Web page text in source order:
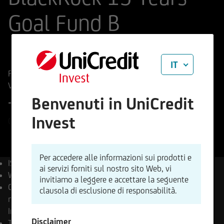
Goal Fund B
LU3027068595
Codice di Negoziazione
A414D2
Prezzo di riferimento108,92
Variazione %
-0,25%-0,27 EUR
06.08.2026
ISIN
LU3027068595
WKN
A414D2
Compagnia di capital asset
management
Invest Lux S.A.
IT
Benvenuti in UniCredit
Invest
Per accedere alle informazioni sui prodotti e
ai servizi forniti sul nostro sito Web, vi
invitiamo a leggere e accettare la seguente
clausola di esclusione di responsabilità.
Disclaimer